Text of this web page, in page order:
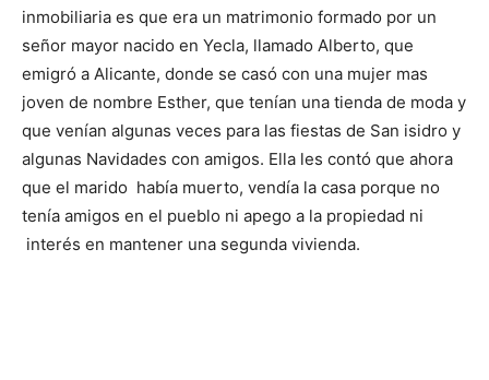
inmobiliaria es que era un matrimonio formado por un
señor mayor nacido en Yecla, llamado Alberto, que
emigró a Alicante, donde se casó con una mujer mas
joven de nombre Esther, que tenían una tienda de moda y
que venían algunas veces para las fiestas de San isidro y
algunas Navidades con amigos. Ella les contó que ahora
que el marido había muerto, vendía la casa porque no
tenía amigos en el pueblo ni apego a la propiedad ni
interés en mantener una segunda vivienda.